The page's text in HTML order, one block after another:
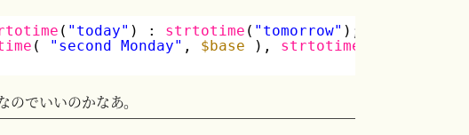
( "today" ) : strtotime ( "tomorrow" );
( "second Monday" , $base ), strtotime
でいいのかなあ。